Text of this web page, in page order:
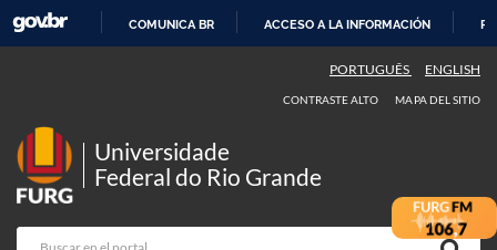
CONTENIDO
COMUNICA BR ACCESO A LA INFORMACIÓN
PORTUGUÊS ENGLISH
CONTRASTE ALTO MAPA DEL SITIO
Universidade
Federal do Rio Grande